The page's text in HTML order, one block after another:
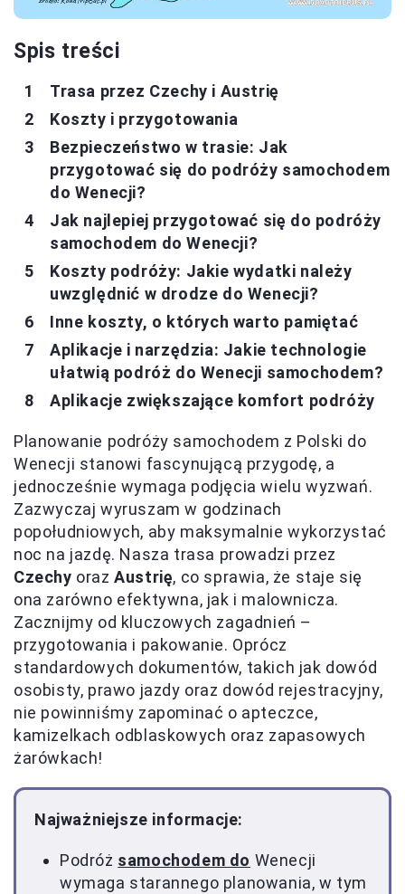
Spis treści
Trasa przez Czechy i Austrię
Koszty i przygotowania
Bezpieczeństwo w trasie: Jak
przygotować się do podróży samochodem
do Wenecji?
Jak najlepiej przygotować się do podróży
samochodem do Wenecji?
Koszty podróży: Jakie wydatki należy
uwzględnić w drodze do Wenecji?
Inne koszty, o których warto pamiętać
Aplikacje i narzędzia: Jakie technologie
ułatwią podróż do Wenecji samochodem?
Aplikacje zwiększające komfort podróży
Planowanie podróży samochodem z Polski do
Wenecji stanowi fascynującą przygodę, a
jednocześnie wymaga podjęcia wielu wyzwań.
Zazwyczaj wyruszam w godzinach
popołudniowych, aby maksymalnie wykorzystać
noc na jazdę. Nasza trasa prowadzi przez
Czechy orazAustrię, co sprawia, że staje się
ona zarówno efektywna, jak i malownicza.
Zacznijmy od kluczowych zagadnień –
przygotowania i pakowanie. Oprócz
standardowych dokumentów, takich jak dowód
osobisty, prawo jazdy oraz dowód rejestracyjny,
nie powinniśmy zapominać o apteczce,
kamizelkach odblaskowych oraz zapasowych
żarówkach!
Najważniejsze informacje:
Podróż samochodem do Wenecji
wymaga starannego planowania, w tym